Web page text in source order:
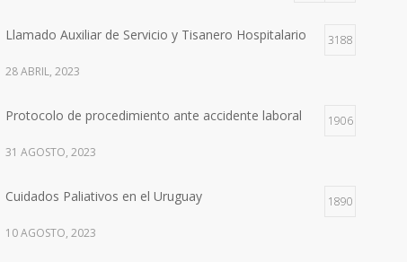
Llamado Auxiliar de Servicio y Tisanero Hospitalario 3188
28 ABRIL, 2023
Protocolo de procedimiento ante accidente laboral 1906
31 AGOSTO, 2023
Cuidados Paliativos en el Uruguay 1890
10 AGOSTO, 2023